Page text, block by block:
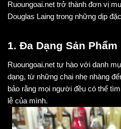
Ruoungoai.net trở thành đơn vị
Douglas Laing trong những dịp
1. Đa Dạng Sản
Ruoungoai.net tự hào với danh
dạng, từ những chai nhẹ nhàng
bảo rằng mọi người đều có thể
lễ của mình.